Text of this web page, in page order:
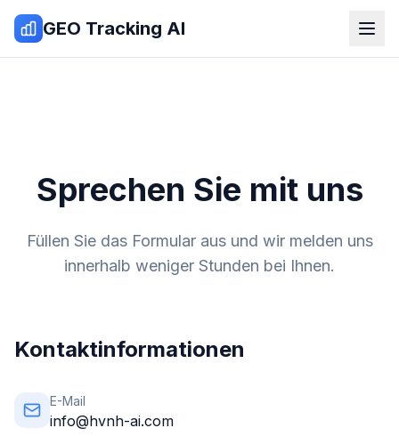
Zum Inhalt springen
GEO Tracking AI
Sprechen Sie mit uns
Füllen Sie das Formular aus und wir melden uns
innerhalb weniger Stunden bei Ihnen.
Kontaktinformationen
E-Mail
info@hvnh-ai.com